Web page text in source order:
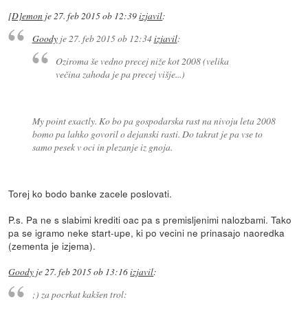
[D]emon je 27. feb 2015 ob 12:39izjavil:
Goodyje27. feb 2015 ob 12:34izjavil:
Oziroma še vedno precej niže kot 2008 (velika
večina zahoda je pa precej višje...)
My point exactly. Ko bo pa gospodarska rast na nivoju leta 2008
bomo pa lahko govoril o dejanski rasti. Do takrat je pa vse to
samo pesek v oci in plezanje iz gnoja.
Torej ko bodo banke zacele poslovati.
P.s. Pa ne s slabimi krediti oac pa s premisljenimi nalozbami. Tako
pa se igramo neke start-upe, ki po vecini ne prinasajo naoredka
(zementa je izjema).
Goody je27. feb 2015 ob 13:16izjavil:
;) za pocrkat kakšen trol: